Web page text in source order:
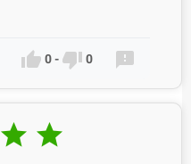
 0-  0 
 